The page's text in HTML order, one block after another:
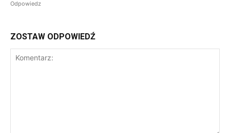
Odpowiedz
ZOSTAW ODPOWIEDŹ